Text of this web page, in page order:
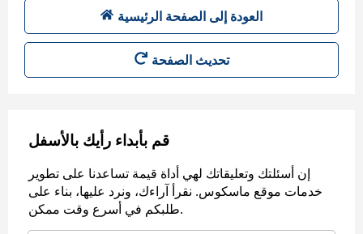
العودة إلى الصفحة الرئيسية
تحديث الصفحة
قم بأبداء رأيك بالأسفل
إن أسئلتك وتعليقاتك لهي أداة قيمة تساعدنا على تطوير
خدمات موقع ماسكوس. نقرأ آراءك، ونرد عليها، بناء على
طلبكم في أسرع وقت ممكن.